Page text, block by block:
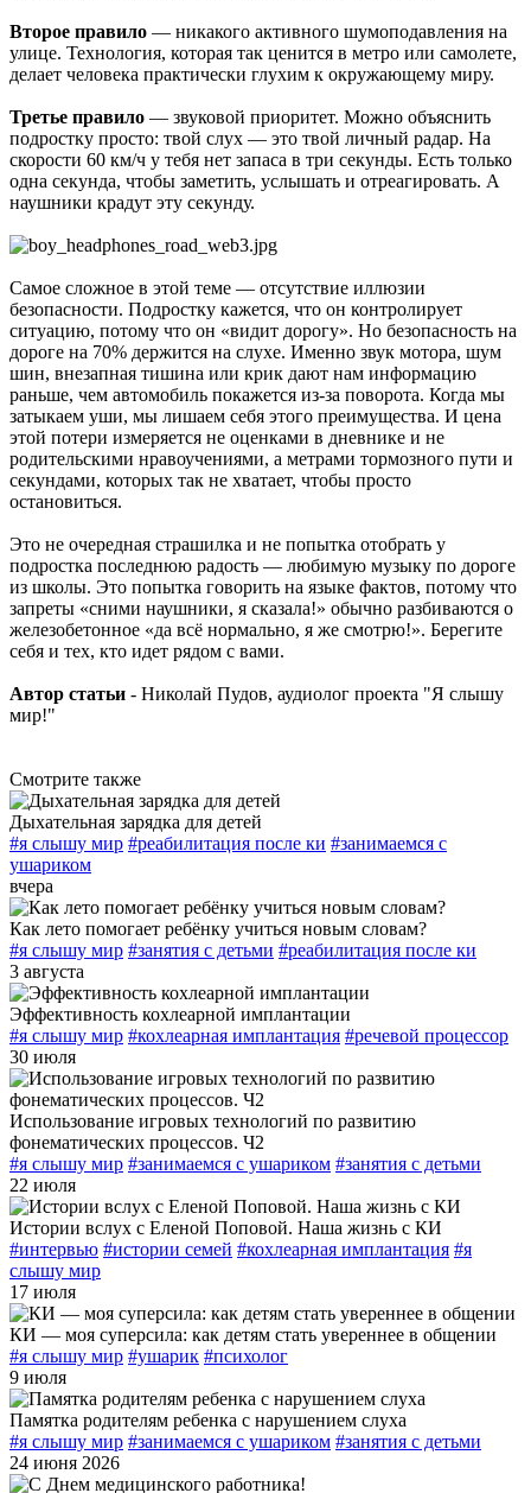
Второе правило — никакого активного шумоподавления на
улице. Технология, которая так ценится в метро или самолете,
делает человека практически глухим к окружающему миру.
Третье правило — звуковой приоритет. Можно объяснить
подростку просто: твой слух — это твой личный радар. На
скорости 60 км/ч у тебя нет запаса в три секунды. Есть только
одна секунда, чтобы заметить, услышать и отреагировать. А
наушники крадут эту секунду.
Самое сложное в этой теме — отсутствие иллюзии
безопасности. Подростку кажется, что он контролирует
ситуацию, потому что он «видит дорогу». Но безопасность на
дороге на 70% держится на слухе. Именно звук мотора, шум
шин, внезапная тишина или крик дают нам информацию
раньше, чем автомобиль покажется из-за поворота. Когда мы
затыкаем уши, мы лишаем себя этого преимущества. И цена
этой потери измеряется не оценками в дневнике и не
родительскими нравоучениями, а метрами тормозного пути и
секундами, которых так не хватает, чтобы просто
остановиться.
Это не очередная страшилка и не попытка отобрать у
подростка последнюю радость — любимую музыку по дороге
из школы. Это попытка говорить на языке фактов, потому что
запреты «сними наушники, я сказала!» обычно разбиваются о
железобетонное «да всё нормально, я же смотрю!». Берегите
себя и тех, кто идет рядом с вами.
Автор статьи - Николай Пудов, аудиолог проекта "Я слышу
мир!"
Смотрите также
Дыхательная зарядка для детей
#я слышу мир #реабилитация после ки #занимаемся с
ушариком
вчера
Как лето помогает ребёнку учиться новым словам?
#я слышу мир #занятия с детьми #реабилитация после ки
3 августа
Эффективность кохлеарной имплантации
#я слышу мир #кохлеарная имплантация #речевой процессор
30 июля
Использование игровых технологий по развитию
фонематических процессов. Ч2
#я слышу мир #занимаемся с ушариком #занятия с детьми
22 июля
Истории вслух с Еленой Поповой. Наша жизнь с КИ
#интервью #истории семей #кохлеарная имплантация #я
слышу мир
17 июля
КИ — моя суперсила: как детям стать увереннее в общении
#я слышу мир #ушарик #психолог
9 июля
Памятка родителям ребенка с нарушением слуха
#я слышу мир #занимаемся с ушариком #занятия с детьми
24 июня 2026